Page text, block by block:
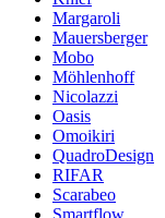
Margaroli
Mauersberger
Mobo
Möhlenhoff
Nicolazzi
Oasis
Omoikiri
QuadroDesign
RIFAR
Scarabeo
Smartflow